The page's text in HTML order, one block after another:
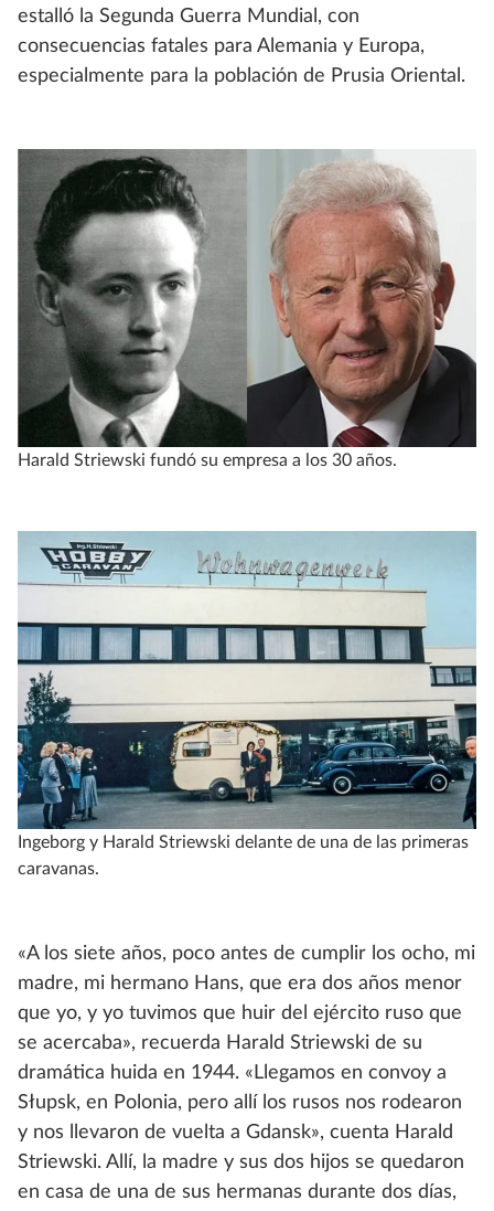
estalló la Segunda Guerra Mundial, con
consecuencias fatales para Alemania y Europa,
especialmente para la población de Prusia Oriental.
Harald Striewski fundó su empresa a los 30 años.
Ingeborg y Harald Striewski delante de una de las primeras
caravanas.
«A los siete años, poco antes de cumplir los ocho, mi
madre, mi hermano Hans, que era dos años menor
que yo, y yo tuvimos que huir del ejército ruso que
se acercaba», recuerda Harald Striewski de su
dramática huida en 1944. «Llegamos en convoy a
Słupsk, en Polonia, pero allí los rusos nos rodearon
y nos llevaron de vuelta a Gdansk», cuenta Harald
Striewski. Allí, la madre y sus dos hijos se quedaron
en casa de una de sus hermanas durante dos días,